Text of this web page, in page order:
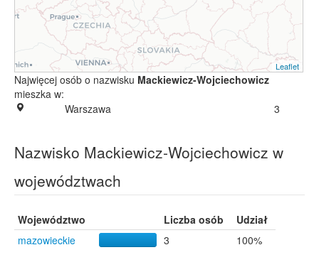
Leaflet
Najwięcej osób o nazwisku Mackiewicz-Wojciechowicz
mieszka w:
Warszawa
3
Nazwisko Mackiewicz-Wojciechowicz w
województwach
Województwo Liczba osób
Udział
mazowieckie
3 100%